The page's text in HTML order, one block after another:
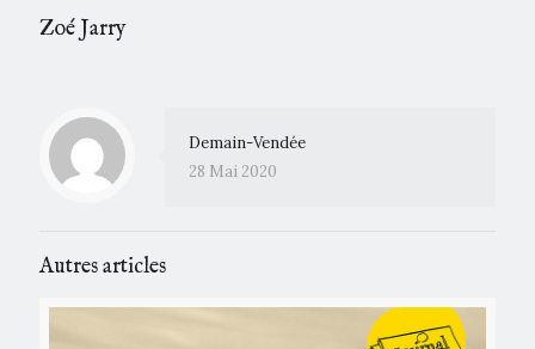
Zoé Jarry
Demain-Vendée
28 Mai 2020
Autres articles